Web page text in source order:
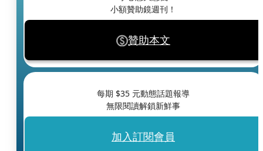
小額贊助鏡週刊！
贊助本文
每期 $35 元動態話題報導
無限閱讀解鎖新鮮事
加入訂閱會員